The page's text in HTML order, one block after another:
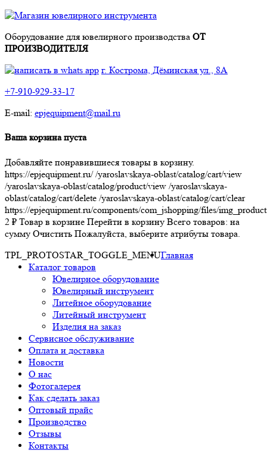
Оборудование для ювелирного производства ОТ
ПРОИЗВОДИТЕЛЯ
г. Кострома, Дёминская ул., 8А
+7-910-929-33-17
E-mail: epjequipment@mail.ru
Ваша корзина пуста
Добавляйте понравившиеся товары в корзину.
https://epjequipment.ru/ /yaroslavskaya-oblast/catalog/cart/view
/yaroslavskaya-oblast/catalog/product/view /yaroslavskaya-
oblast/catalog/cart/delete /yaroslavskaya-oblast/catalog/cart/clear
https://epjequipment.ru/components/com_jshopping/files/
2 ₽ Товар в корзине Перейти в корзину Всего товаров: на
сумму Очистить Пожалуйста, выберите атрибуты товара.
TPL_PROTOSTAR_TOGGLE_MENUГлавная
Каталог товаров
Ювелирное оборудование
Ювелирный инструмент
Литейное оборудование
Литейный инструмент
Изделия на заказ
Сервисное обслуживание
Оплата и доставка
Новости
О нас
Фотогалерея
Как сделать заказ
Оптовый прайс
Производство
Отзывы
Контакты